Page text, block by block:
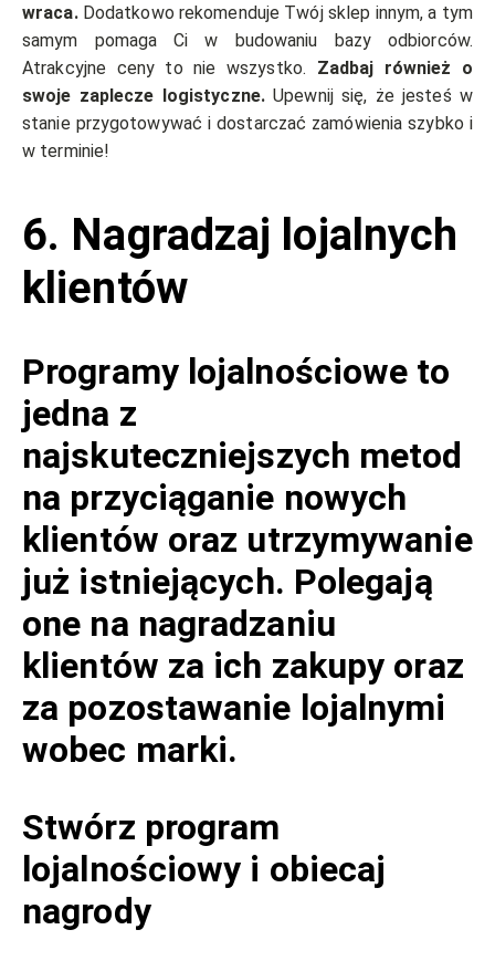
wraca. Dodatkowo rekomenduje Twój sklep innym, a tym
samym pomaga Ci w budowaniu bazy odbiorców.
Atrakcyjne ceny to nie wszystko. Zadbaj również o
swoje zaplecze logistyczne.Upewnij się, że jesteś w
stanie przygotowywać i dostarczać zamówienia szybko i
w terminie!
6. Nagradzaj lojalnych
klientów
Programy lojalnościowe to
jedna z
najskuteczniejszych metod
na przyciąganie nowych
klientów oraz utrzymywanie
już istniejących. Polegają
one na nagradzaniu
klientów za ich zakupy oraz
za pozostawanie lojalnymi
wobec marki.
Stwórz program
lojalnościowy i obiecaj
nagrody